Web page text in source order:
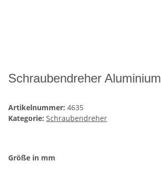
Schraubendreher Aluminium
Artikelnummer: 4635
Kategorie: Schraubendreher
Größe in mm